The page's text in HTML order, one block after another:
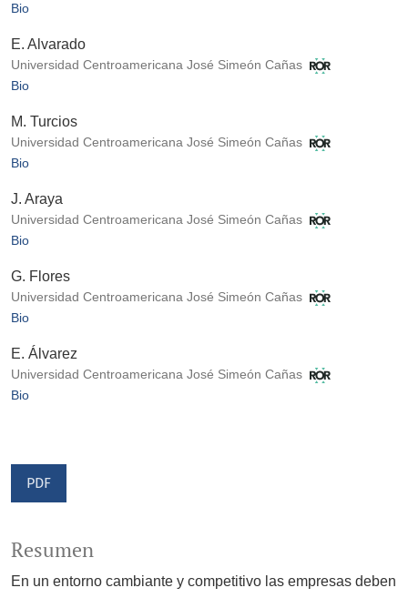
Bio
E. Alvarado
Universidad Centroamericana José Simeón Cañas
Bio
M. Turcios
Universidad Centroamericana José Simeón Cañas
Bio
J. Araya
Universidad Centroamericana José Simeón Cañas
Bio
G. Flores
Universidad Centroamericana José Simeón Cañas
Bio
E. Álvarez
Universidad Centroamericana José Simeón Cañas
Bio
PDF
Resumen
En un entorno cambiante y competitivo las empresas deben